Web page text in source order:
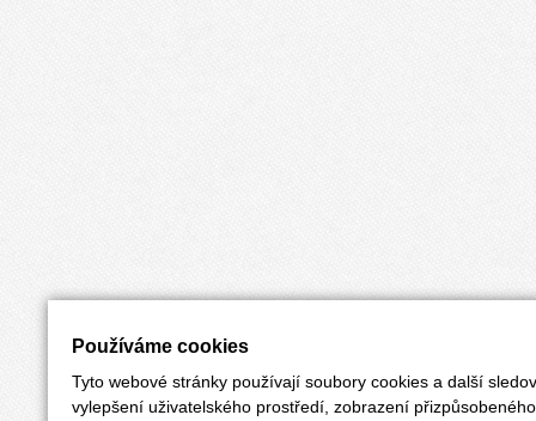
Používáme cookies
Tyto webové stránky používají soubory cookies a další
vylepšení uživatelského prostředí, zobrazení